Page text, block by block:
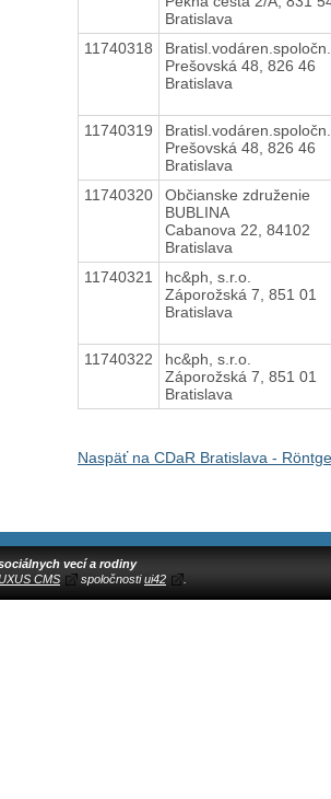
Bratislava
11740318
Prešovská 48, 826 46
Bratislava
11740319
Prešovská 48, 826 46
Bratislava
11740320
Občianske združenie
BUBLINA
Cabanova 22, 84102
Bratislava
11740321
hc&ph, s.r.o.
Záporožská 7, 851 01
Bratislava
11740322
hc&ph, s.r.o.
Záporožská 7, 851 01
Bratislava
Naspäť na CDaR Bratislava -
vecí a rodiny
CMS spoločnostiui42